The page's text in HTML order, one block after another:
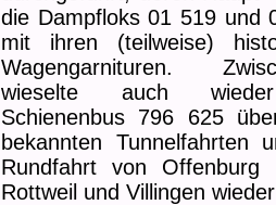
die Dampfloks 01 519 und
mit ihren (teilweise)
Wagengarnituren.
wieselte auch
Schienenbus 796 625
bekannten Tunnelfahrten
Rundfahrt von Offenburg
Rottweil und Villingen